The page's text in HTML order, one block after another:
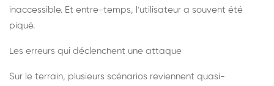
inaccessible. Et entre-temps, l'utilisateur a souvent été
piqué.
Les erreurs qui déclenchent une attaque
Sur le terrain, plusieurs scénarios reviennent quasi-